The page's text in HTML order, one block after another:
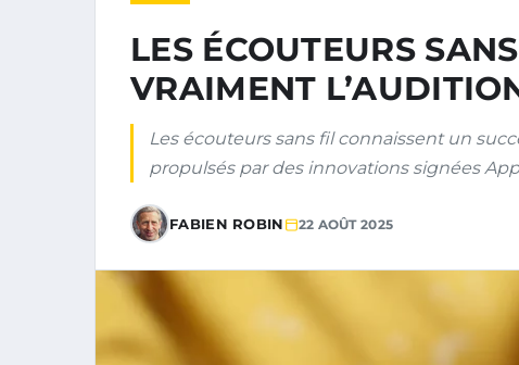
LES ÉCOUTEURS
VRAIMENT
Les écouteurs sans fil connaissent un
propulsés par des innovations signées
FABIEN ROBIN 22 AOÛT 2025